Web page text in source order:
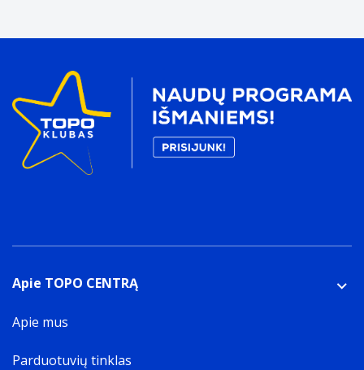
Apie TOPO CENTRĄ
Apie mus
Parduotuvių tinklas